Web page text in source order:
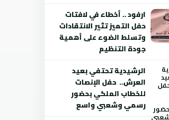
ارفود .. أخطاء في لافتات
حفل التميز تثير الانتقادات
وتسلط الضوء على أهمية
جودة التنظيم
الرشيدية تحتفي بعيد
العرش.. حفل الإنصات
للخطاب الملكي بحضور
رسمي وشعبي واسع